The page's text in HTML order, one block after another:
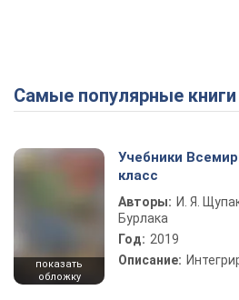
Самые популярные книги
показать
обложку
Учебники
класс
Авторы: И. Я.
Бурлака
Год: 2019
Описание: